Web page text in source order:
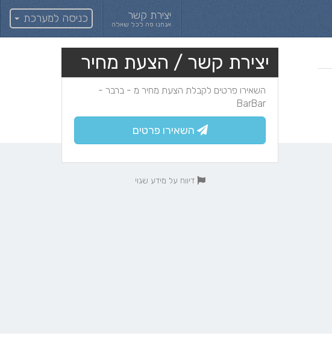
יצירת קשר
אנחנו פה לכל שאלה כניסה למערכת
יצירת קשר / הצעת מחיר
השאירו פרטים לקבלת הצעת מחיר מ - ברבר -
BarBar
השאירו פרטים
דיווח על מידע שגוי